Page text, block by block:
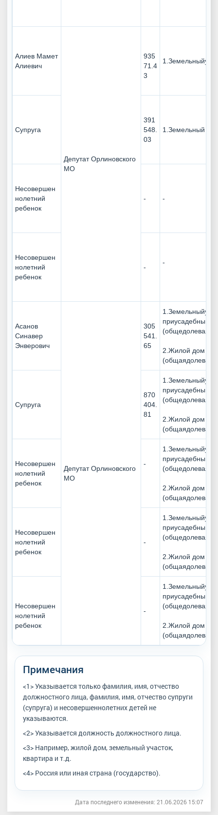
Алиев Мамет
Алиевич
Депутат Орлиновского
МО
935
71.4
3
Супруга
391
548.
03
1.Земельный пай
Несовершен
нолетний
ребенок
- -
Несовершен
нолетний
ребенок
-
-
Асанов
Синавер
Энверович
Депутат Орлиновского
МО
305
541.
65
приусадебный
(общедолевая
2.Жилой дом
(общаядолевая
Супруга
870
404.
81
приусадебный
(общедолевая
2.Жилой дом
(общаядолевая
Несовершен
нолетний
ребенок
-
приусадебный
(общедолевая
2.Жилой дом
(общаядолевая
Несовершен
нолетний
ребенок
-
приусадебный
(общедолевая
2.Жилой дом
(общаядолевая
Несовершен
нолетний
ребенок
-
приусадебный
(общедолевая
2.Жилой дом
(общаядолевая
Примечания
<1> Указывается только фамилия, имя, отчество
должностного лица, фамилия, имя, отчество супруги
(супруга) и несовершеннолетних детей не
указываются.
<2> Указывается должность должностного лица.
<3> Например, жилой дом, земельный участок,
квартира и т.д.
<4> Россия или иная страна (государство).
Дата последнего изменения: 21.06.2026 15:07